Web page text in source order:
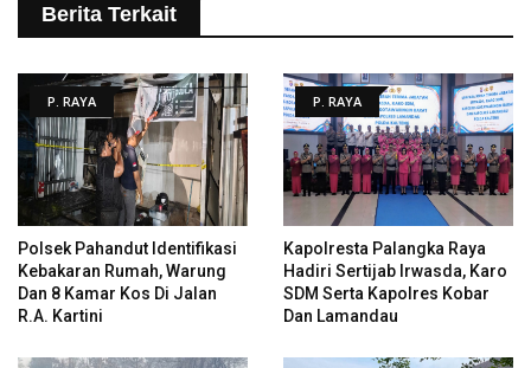
Berita Terkait
P. RAYA
Polsek Pahandut Identifikasi
Kebakaran Rumah, Warung
Dan 8 Kamar Kos Di Jalan
R.A. Kartini
P. RAYA
Kapolresta Palangka Raya
Hadiri Sertijab Irwasda, Karo
SDM Serta Kapolres Kobar
Dan Lamandau